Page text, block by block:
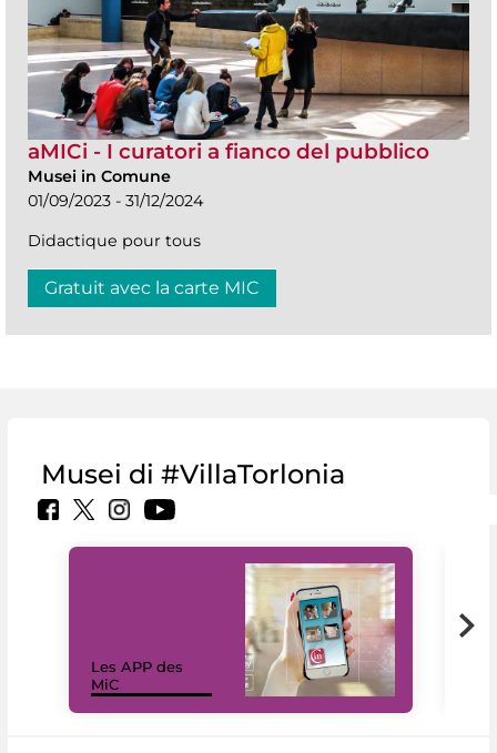
aMICi - I curatori a fianco del pubblico
Musei in Comune
01/09/2023 - 31/12/2024
Didactique pour tous
Gratuit avec la carte MIC
Musei di #VillaTorlonia
Les APP des
MiC